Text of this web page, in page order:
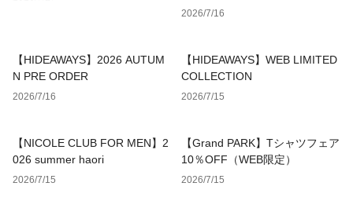
2026/7/16
【HIDEAWAYS】2026 AUTUM
N PRE ORDER
2026/7/16
【HIDEAWAYS】WEB LIMITED
COLLECTION
2026/7/15
【NICOLE CLUB FOR MEN】2
026 summer haori
2026/7/15
【Grand PARK】Tシャツフェア
10％OFF（WEB限定）
2026/7/15